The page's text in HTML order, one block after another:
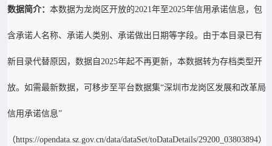
数据简介：本数据为龙岗区开放的2021年至2025年信用承诺信息，包
含承诺人名称、承诺人类别、承诺做出日期等字段。由于本目录已有
新目录代替原因，数据自2025年起不再更新，本数据转为存档类型开
放。如需最新数据，可移步至平台数据集“深圳市龙岗区发展和改革局
信用承诺信息”
（https://opendata.sz.gov.cn/data/dataSet/toDataDetails/29200_03803894）